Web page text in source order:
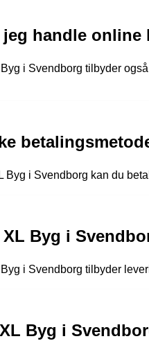
jeg handle online
i Svendborg tilbyder
Byg i Svendborg kan du
XL Byg i
i Svendborg tilbyder
Byg i